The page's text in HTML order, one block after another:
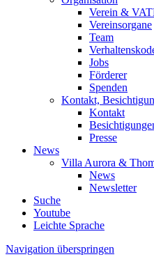
Verein &
Vereinsorgane
Team
Jobs
Förderer
Spenden
Kontakt,
Kontakt
Presse
News
Villa Aurora &
News
Newsletter
Suche
Youtube
Leichte Sprache
Navigation überspringen